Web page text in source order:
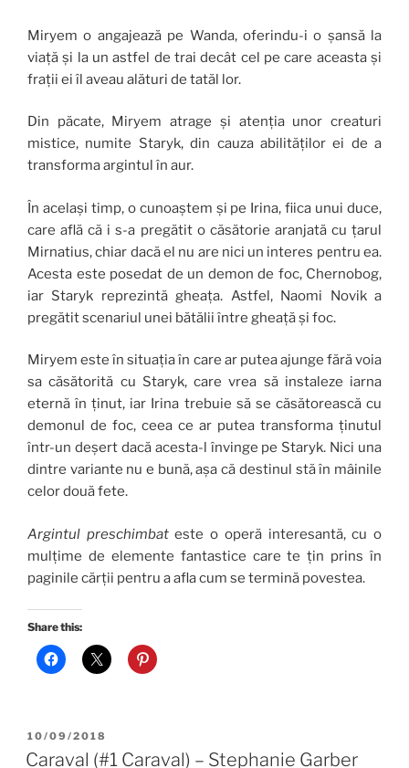
Miryem o angajează pe Wanda, oferindu-i o șansă la
viață și la un astfel de trai decât cel pe care aceasta și
frații ei îl aveau alături de tatăl lor.
Din păcate, Miryem atrage și atenția unor creaturi
mistice, numite Staryk, din cauza abilităților ei de a
transforma argintul în aur.
În același timp, o cunoaștem și pe Irina, fiica unui duce,
care află că i s-a pregătit o căsătorie aranjată cu țarul
Mirnatius, chiar dacă el nu are nici un interes pentru ea.
Acesta este posedat de un demon de foc, Chernobog,
iar Staryk reprezintă gheața. Astfel, Naomi Novik a
pregătit scenariul unei bătălii între gheață și foc.
Miryem este în situația în care ar putea ajunge fără voia
sa căsătorită cu Staryk, care vrea să instaleze iarna
eternă în ținut, iar Irina trebuie să se căsătorească cu
demonul de foc, ceea ce ar putea transforma ținutul
într-un deșert dacă acesta-l învinge pe Staryk. Nici una
dintre variante nu e bună, așa că destinul stă în mâinile
celor două fete.
Argintul preschimbateste o operă interesantă, cu o
mulțime de elemente fantastice care te țin prins în
paginile cărții pentru a afla cum se termină povestea.
Share this:
POSTED
ON
10/09/2018
Caraval (#1 Caraval) – Stephanie Garber